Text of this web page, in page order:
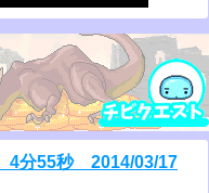
分55秒 2014/03/17